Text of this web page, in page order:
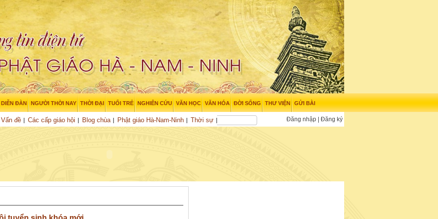
đề Các cấp giáo hội Blog chùa Phật giáo Hà-Nam-Ninh Thời sự
DIỄN ĐÀN NGƯỜI THỜI NAY THỜI ĐẠI TUỔI TRẺ NGHIÊN CỨU VĂN HỌC VĂN HÓA ĐỜI SỐNG THƯ VIỆN GỬI BÀI
Đăng nhập Đăng ký